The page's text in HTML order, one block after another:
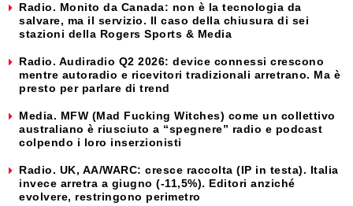
Radio. Monito da Canada: non è la tecnologia da
salvare, ma il servizio. Il caso della chiusura di sei
stazioni della Rogers Sports & Media
Radio. Audiradio Q2 2026: device connessi crescono
mentre autoradio e ricevitori tradizionali arretrano. Ma è
presto per parlare di trend
Media. MFW (Mad Fucking Witches) come un collettivo
australiano è riusciuto a “spegnere” radio e podcast
colpendo i loro inserzionisti
Radio. UK, AA/WARC: cresce raccolta (IP in testa). Italia
invece arretra a giugno (-11,5%). Editori anziché
evolvere, restringono perimetro